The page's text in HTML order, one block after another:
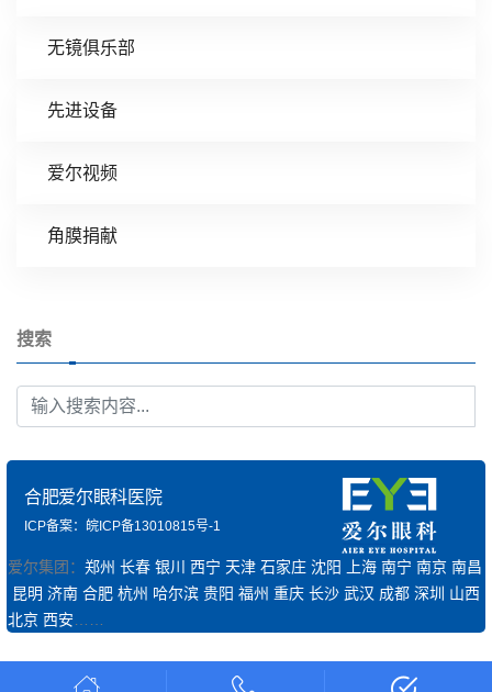
无镜俱乐部
先进设备
爱尔视频
角膜捐献
搜索
合肥爱尔眼科医院
ICP备案：皖ICP备13010815号-1
爱尔集团： 郑州 长春 银川 西宁 天津 石家庄 沈阳 上海 南宁 南京 南昌
昆明 济南 合肥 杭州 哈尔滨 贵阳 福州 重庆 长沙 武汉 成都 深圳 山西
北京 西安